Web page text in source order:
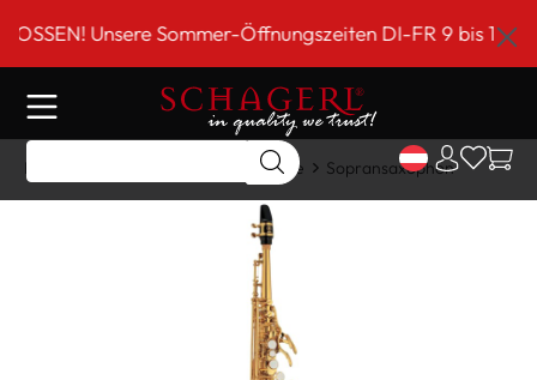
springen
Unsere Sommer-Öffnungszeiten DI-FR 9 bis 18
Home Holzblasinstrumente Sopransaxophon